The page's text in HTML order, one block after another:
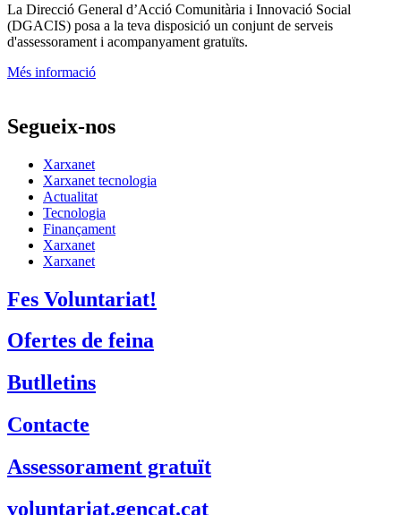
La Direcció General d’Acció Comunitària i Innovació Social
(DGACIS) posa a la teva disposició un conjunt de serveis
d'assessorament i acompanyament gratuïts.
Més informació
Segueix-nos
Xarxanet
Xarxanet tecnologia
Actualitat
Tecnologia
Finançament
Xarxanet
Xarxanet
Fes Voluntariat!
Ofertes de feina
Butlletins
Contacte
Assessorament gratuït
voluntariat.gencat.cat